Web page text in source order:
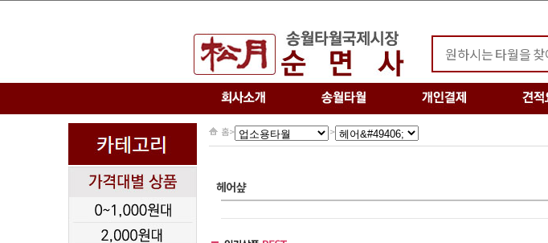
홈> >
헤어샾